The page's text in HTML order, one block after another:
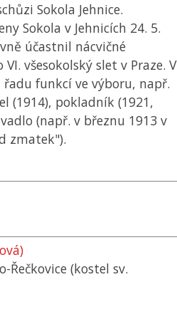
Sokola Jehnice.
Sokola v Jehnicích 24. 5.
účastnil nácvičné
všesokolský slet v Praze. V
řadu funkcí ve výboru, např.
(1914), pokladník (1921,
(např. v březnu 1913 v
zmatek").
Řečkovice (kostel sv.